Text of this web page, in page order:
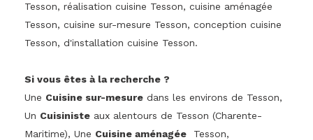
Tesson, réalisation cuisine Tesson, cuisine aménagée
Tesson, cuisine sur-mesure Tesson, conception cuisine
Tesson, d'installation cuisine Tesson.
Si vous êtes à la recherche ?
Une Cuisine sur-mesure dans les environs de Tesson,
Un Cuisiniste aux alentours de Tesson (Charente-
Maritime), Une Cuisine aménagée Tesson,